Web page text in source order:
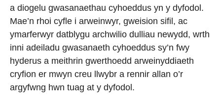
a diogelu gwasanaethau cyhoeddus yn y dyfodol.
Mae’n rhoi cyfle i arweinwyr, gweision sifil, ac
ymarferwyr datblygu archwilio dulliau newydd, wrth
inni adeiladu gwasanaeth cyhoeddus sy’n fwy
hyderus a meithrin gwerthoedd arweinyddiaeth
cryfion er mwyn creu llwybr a rennir allan o’r
argyfwng hwn tuag at y dyfodol.